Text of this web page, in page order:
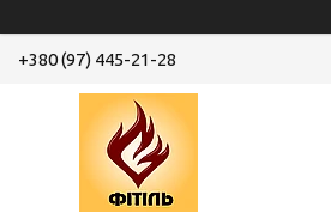
+380 (97) 445-21-28